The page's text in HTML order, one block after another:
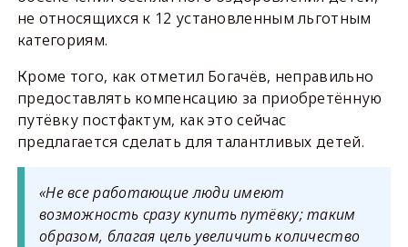
не относящихся к 12 установленным льготным
категориям.
Кроме того, как отметил Богачёв, неправильно
предоставлять компенсацию за приобретённую
путёвку постфактум, как это сейчас
предлагается сделать для талантливых детей.
«Не все работающие люди имеют
возможность сразу купить путёвку; таким
образом, благая цель увеличить количество